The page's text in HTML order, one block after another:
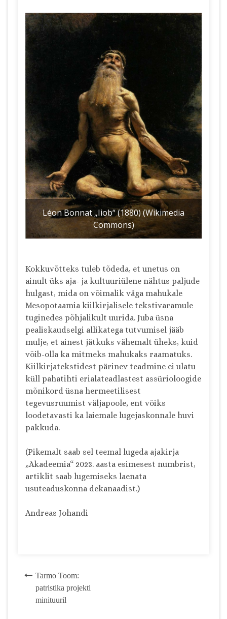
Léon Bonnat „Iiob“ (1880) (Wikimedia
Commons)
Kokkuvõtteks tuleb tõdeda, et unetus on
ainult üks aja- ja kultuuriülene nähtus paljude
hulgast, mida on võimalik väga mahukale
Mesopotaamia kiilkirjalisele tekstivaramule
tuginedes põhjalikult uurida. Juba üsna
pealiskaudselgi allikatega tutvumisel jääb
mulje, et ainest jätkuks vähemalt üheks, kuid
võib-olla ka mitmeks mahukaks raamatuks.
Kiilkirjatekstidest pärinev teadmine ei ulatu
küll pahatihti erialateadlastest assürioloogide
mõnikord üsna hermeetilisest
tegevusruumist väljapoole, ent võiks
loodetavasti ka laiemale lugejaskonnale huvi
pakkuda.
(Pikemalt saab sel teemal lugeda ajakirja
„Akadeemia“ 2023. aasta esimesest numbrist,
artiklit saab lugemiseks laenata
usuteaduskonna dekanaadist.)
Andreas Johandi
Post
navigation
Tarmo Toom:
patristika projekti
minituuril